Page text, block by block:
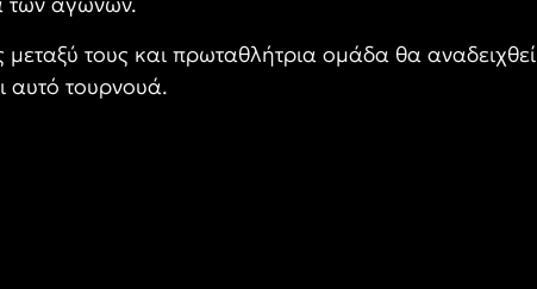
τους και πρωταθλήτρια ομάδα θα αναδειχθεί
αυτό τουρνουά.